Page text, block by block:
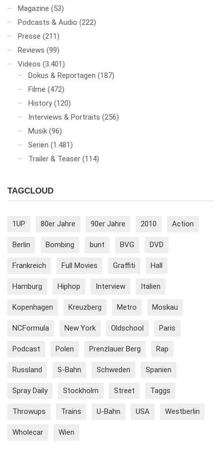
Magazine (53)
Podcasts & Audio (222)
Presse (211)
Reviews (99)
Videos (3.401)
Dokus & Reportagen (187)
Filme (472)
History (120)
Interviews & Portraits (256)
Musik (96)
Serien (1.481)
Trailer & Teaser (114)
TAGCLOUD
1UP 80er Jahre 90er Jahre 2010 Action
Berlin Bombing bunt BVG DVD
Frankreich Full Movies Graffiti Hall
Hamburg Hiphop Interview Italien
Kopenhagen Kreuzberg Metro Moskau
NCFormula New York Oldschool Paris
Podcast Polen Prenzlauer Berg Rap
Russland S-Bahn Schweden Spanien
Spray Daily Stockholm Street Taggs
Throwups Trains U-Bahn USA Westberlin
Wholecar Wien